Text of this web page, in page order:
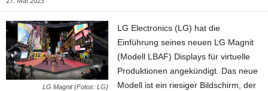
LG Magnit (Fotos: LG)
LG Electronics (LG) hat die
Einführung seines neuen LG Magnit
(Modell LBAF) Displays für virtuelle
Produktionen angekündigt. Das neue
Modell ist ein riesiger Bildschirm, der